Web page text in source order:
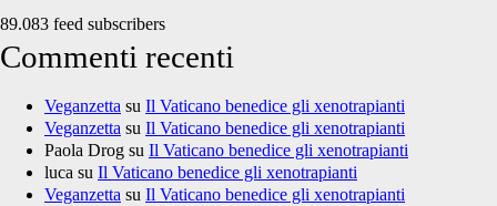
89.083 feed subscribers
Commenti recenti
Veganzetta su Il Vaticano benedice gli xenotrapianti
Veganzetta su Il Vaticano benedice gli xenotrapianti
Paola Drog su Il Vaticano benedice gli xenotrapianti
luca su Il Vaticano benedice gli xenotrapianti
Veganzetta su Il Vaticano benedice gli xenotrapianti